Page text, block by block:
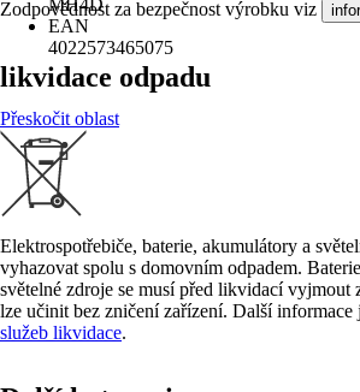
MH4D
EAN
4022573465075
Zodpovědnost za bezpečnost výrobku viz
likvidace odpadu
Přeskočit oblast
Elektrospotřebiče, baterie, akumulátory a
vyhazovat spolu s domovním odpadem.
světelné zdroje se musí před likvidací vyjmout
lze učinit bez zničení zařízení. Další informace
služeb likvidace.